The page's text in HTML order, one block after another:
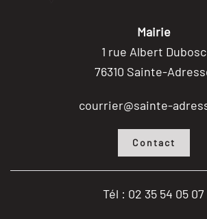
Mairie
1 rue Albert Dubosc
76310 Sainte-
courrier@sainte-
Contact
Tél : 02 35 54 05 07